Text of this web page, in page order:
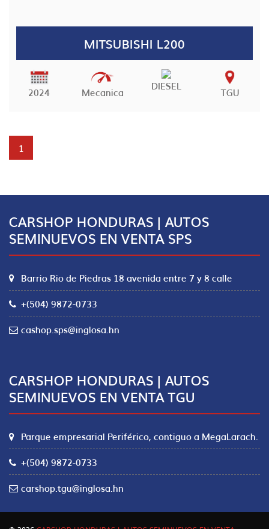
MITSUBISHI L200
2024 Mecanica
DIESEL
TGU
1
CARSHOP HONDURAS | AUTOS
SEMINUEVOS EN VENTA SPS
Barrio Rio de Piedras 18 avenida entre 7 y 8 calle
+(504) 9872-0733
cashop.sps@inglosa.hn
CARSHOP HONDURAS | AUTOS
SEMINUEVOS EN VENTA TGU
Parque empresarial Periférico, contiguo a MegaLarach.
+(504) 9872-0733
carshop.tgu@inglosa.hn